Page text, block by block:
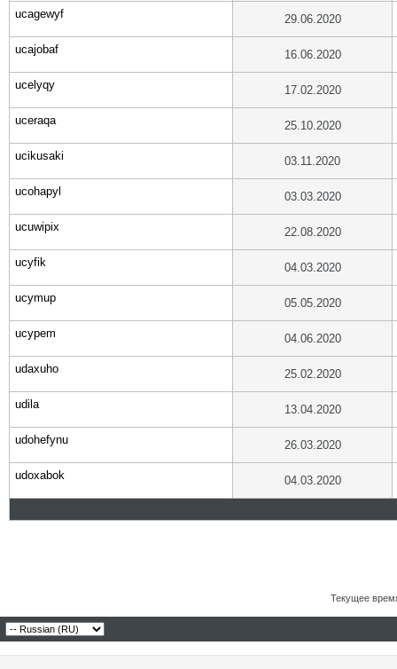
ucagewyf 29.06.2020
ucajobaf 16.06.2020
ucelyqy 17.02.2020
uceraqa 25.10.2020
ucikusaki 03.11.2020
ucohapyl 03.03.2020
ucuwipix 22.08.2020
ucyfik 04.03.2020
ucymup 05.05.2020
ucypem 04.06.2020
udaxuho 25.02.2020
udila 13.04.2020
udohefynu 26.03.2020
udoxabok 04.03.2020
Текущее